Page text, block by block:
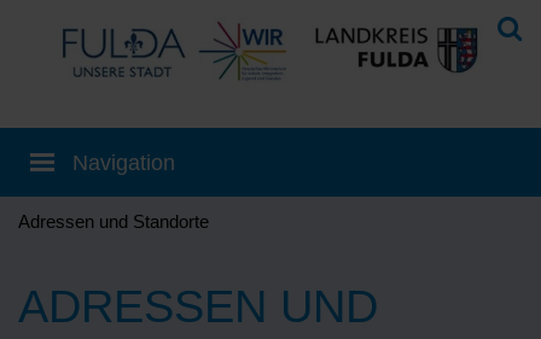
Adressen und Standorte
ADRESSEN UND